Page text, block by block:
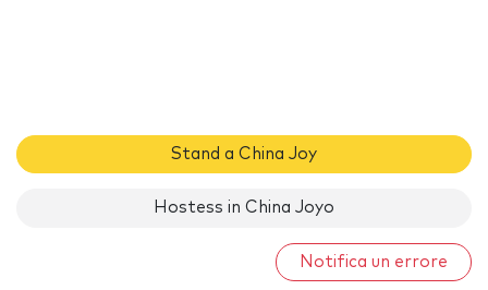
Stand a China Joy
Hostess in China Joyo
Notifica un errore